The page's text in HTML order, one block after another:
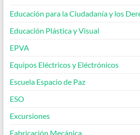
Educación para la Ciudadanía y los
Educación Plástica y Visual
EPVA
Equipos Eléctricos y Eléctrónicos
Escuela Espacio de Paz
ESO
Excursiones
Fabricación Mecánica